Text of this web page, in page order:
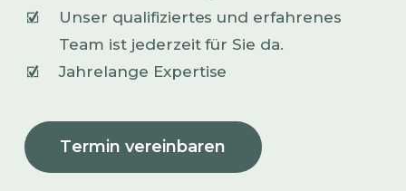
Unser qualifiziertes und erfahrenes
Team ist jederzeit für Sie da.
Jahrelange Expertise
Termin vereinbaren